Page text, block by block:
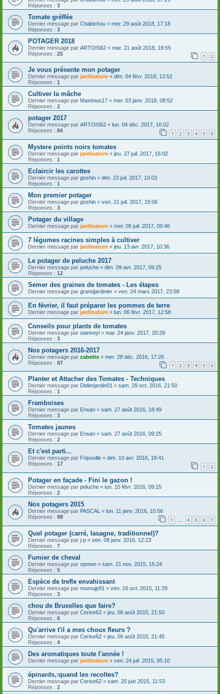
Réponses : 3
Tomate gréffée
Dernier message par Chabichou « mer. 29 août 2018, 17:18
Réponses : 3
POTAGER 2018
Dernier message par ARTOIS62 « mar. 21 août 2018, 19:55
Réponses : 25 1 2
Je vous présente mon potager
Dernier message par jardinature « dim. 04 févr. 2018, 13:52
Réponses : 1
Cultiver la mâche
Dernier message par Maximus17 « mer. 03 janv. 2018, 08:52
Réponses : 2
potager 2017
Dernier message par ARTOIS62 « lun. 04 déc. 2017, 16:02
Réponses : 84 1 2 3 4 5 6
Mystere points noirs tomates
Dernier message par jardinature « jeu. 27 juil. 2017, 16:02
Réponses : 1
Eclaircir les carottes
Dernier message par goshin « dim. 23 juil. 2017, 10:03
Réponses : 1
Mon premier potager
Dernier message par goshin « ven. 21 juil. 2017, 19:06
Réponses : 3
Potager du village
Dernier message par jardinature « mer. 05 juil. 2017, 09:46
7 légumes racines simples à cultiver
Dernier message par jardinature « jeu. 13 avr. 2017, 10:36
Le potager de peluche 2017
Dernier message par peluche « dim. 09 avr. 2017, 09:25
Réponses : 12
Semer des graines de tomates - Les étapes
Dernier message par grandjardinier « ven. 24 mars 2017, 23:58
En février, il faut préparer les pommes de terre
Dernier message par jardinature « lun. 06 févr. 2017, 12:58
Conseils pour plants de tomates
Dernier message par siannoyl « mar. 24 janv. 2017, 20:29
Réponses : 3
Nos potagers 2016-2017
Dernier message par zabette « mer. 28 déc. 2016, 17:26
Réponses : 87 1 2 3 4 5 6
Planter et Attacher des Tomates - Techniques
Dernier message par Didierjardin01 « sam. 29 oct. 2016, 21:50
Réponses : 1
Framboises
Dernier message par Erwan « sam. 27 août 2016, 18:49
Réponses : 3
Tomates jaunes
Dernier message par Erwan « sam. 27 août 2016, 09:25
Réponses : 2
Et c'est parti...
Dernier message par Fripouille « dim. 10 avr. 2016, 18:41
Réponses : 17 1 2
Potager en façade - Fini le gazon !
Dernier message par peluche « lun. 15 févr. 2016, 09:15
Réponses : 2
Nos potagers 2015
Dernier message par PASCAL « lun. 11 janv. 2016, 10:56
Réponses : 98 1 … 4 5 6 7
Quel potager (carré, lasagne, traditionnel)?
Dernier message par j-p « ven. 08 janv. 2016, 12:23
Réponses : 7
Fumier de cheval
Dernier message par xpmen « sam. 21 nov. 2015, 15:24
Réponses : 5
Espèce de trefle envahissant
Dernier message par mumujp91 « ven. 16 oct. 2015, 11:29
Réponses : 3
chou de Bruxelles que faire?
Dernier message par Cerise62 « jeu. 06 août 2015, 21:50
Réponses : 6
Qu'arrive t'il a mes choux fleurs ?
Dernier message par Cerise62 « jeu. 06 août 2015, 21:45
Réponses : 4
Des aromatiques toute l'année !
Dernier message par jardinature « ven. 24 juil. 2015, 05:10
épinards,:quand les recoltes?
Dernier message par Cerise62 « sam. 20 juin 2015, 11:53
Réponses : 2